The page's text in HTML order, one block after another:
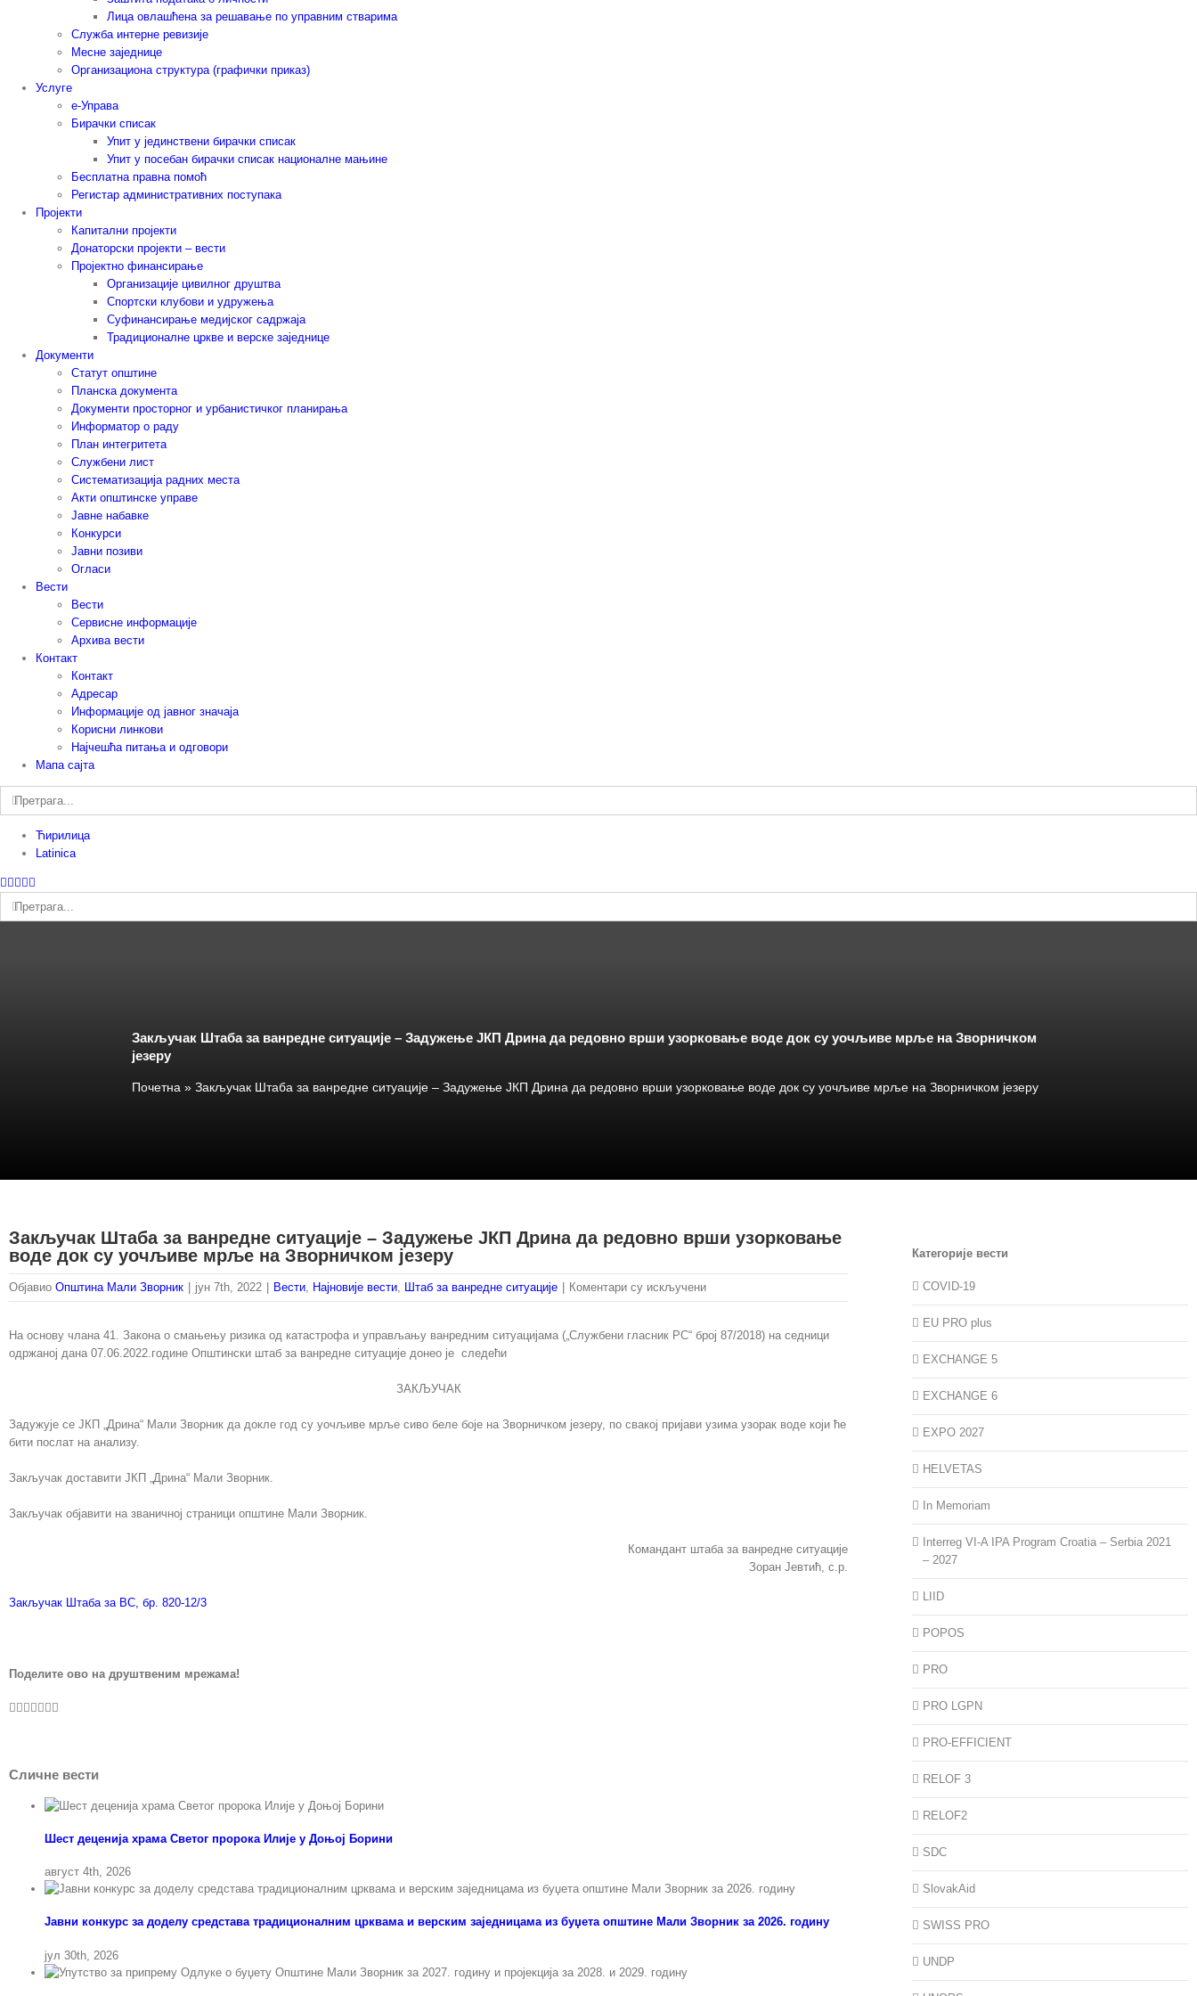
Лица овлашћена за решавање по управним стварима
Служба интерне ревизије
Месне заједнице
Организациона структура (графички приказ)
Услуге
е-Управа
Бирачки списак
Упит у јединствени бирачки списак
Упит у посебан бирачки списак националне мањине
Бесплатна правна помоћ
Регистар административних поступака
Пројекти
Капитални пројекти
Донаторски пројекти – вести
Пројектно финансирање
Организације цивилног друштва
Спортски клубови и удружења
Суфинансирање медијског садржаја
Традиционалне цркве и верске заједнице
Документи
Статут општине
Планска документа
Документи просторног и урбанистичког планирања
Информатор о раду
План интегритета
Службени лист
Систематизација радних места
Акти општинске управе
Јавне набавке
Конкурси
Јавни позиви
Огласи
Вести
Вести
Сервисне информације
Архива вести
Контакт
Контакт
Адресар
Информације од јавног значаја
Корисни линкови
Најчешћа питања и одговори
Мапа сајта
Претрага:
Ћирилица
Latinica
Facebook
Instagram
YouTube
Twitter
пошта
Претрага:
Закључак Штаба за ванредне ситуације – Задужење ЈКП Дрина да редовно врши узорковање воде док су уочљиве мрље на Зворничком
језеру
Почетна» Закључак Штаба за ванредне ситуације – Задужење ЈКП Дрина да редовно врши узорковање воде док су уочљиве мрље на Зворничком језеру
Закључак Штаба за ванредне ситуације – Задужење ЈКП Дрина да редовно врши узорковање
воде док су уочљиве мрље на Зворничком језеру
Објавио Општина Мали Зворник јун 7th, 2022 Вести, Најновије вести, Штаб за ванредне ситуације Коментари су искљученина
Закључак
за
ЈКП
док
На основу члана 41. Закона о смањењу ризика од катастрофа и управљању ванредним ситуацијама („Службени гласник РС“ број 87/2018) на седници
одржаној дана 07.06.2022.године Општински штаб за ванредне ситуације донео је следећи
ЗАКЉУЧАК
Задужује се ЈКП „Дрина“ Мали Зворник да докле год су уочљиве мрље сиво беле боје на Зворничком језеру, по свакој пријави узима узорак воде који ће
бити послат на анализу.
Закључак доставити ЈКП „Дрина“ Мали Зворник.
Закључак објавити на званичној страници општине Мали Зворник.
Командант штаба за ванредне ситуације
Зоран Јевтић, с.р.
Закључак Штаба за ВС, бр. 820-12/3
Поделите ово на друштвеним мрежама!
Facebook
Twitter
LinkedIn
WhatsApp
Pinterest
Vk
Сличне вести
Шест деценија храма Светог пророка Илије у Доњој Борини
август 4th, 2026
Јавни конкурс за доделу средстава традиционалним црквама и верским заједницама из буџета општине Мали Зворник за 2026. годину
јул 30th, 2026
Категорије вести
COVID-19
EU PRO plus
EXCHANGE 5
EXCHANGE 6
EXPO 2027
HELVETAS
In Memoriam
Interreg VI-A IPA Program Croatia – Serbia 2021
– 2027
LIID
POPOS
PRO
PRO LGPN
PRO-EFFICIENT
RELOF 3
RELOF2
SDC
SlovakAid
SWISS PRO
UNDP